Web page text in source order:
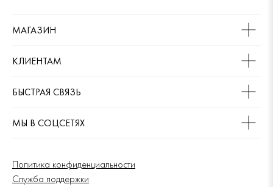
МАГАЗИН
КЛИЕНТАМ
БЫСТРАЯ СВЯЗЬ
МЫ В СОЦСЕТЯХ
Политика конфиденциальности
Служба поддержки